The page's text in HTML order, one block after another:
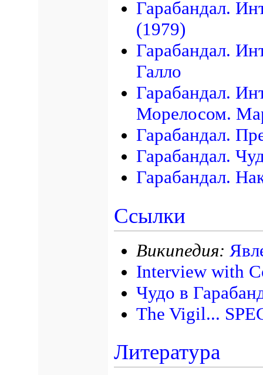
Гарабандал.
(1979)
Гарабандал.
Галло
Гарабандал.
Морелосом.
Гарабандал.
Гарабандал.
Гарабандал.
Ссылки
Википедия:
Interview with
Чудо в
The Vigil...
Литература